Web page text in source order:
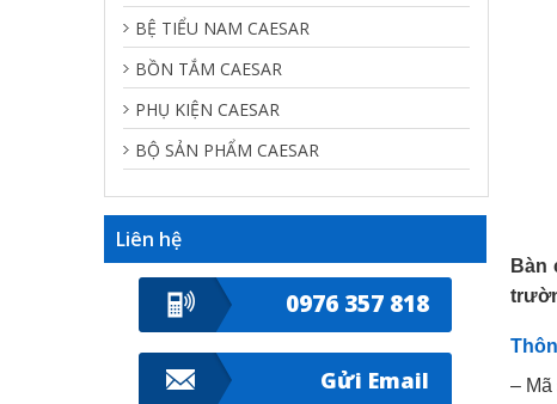
Bàn
– Mã
BỆ TIỂU NAM CAESAR
BỒN TẮM CAESAR
PHỤ KIỆN CAESAR
BỘ SẢN PHẨM CAESAR
Liên hệ
0976 357 818
Gửi Email